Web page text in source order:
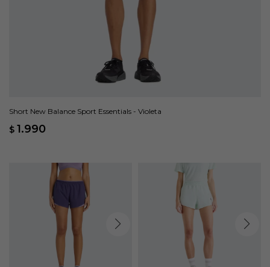
Short New Balance Sport Essentials - Violeta
$ 1.990